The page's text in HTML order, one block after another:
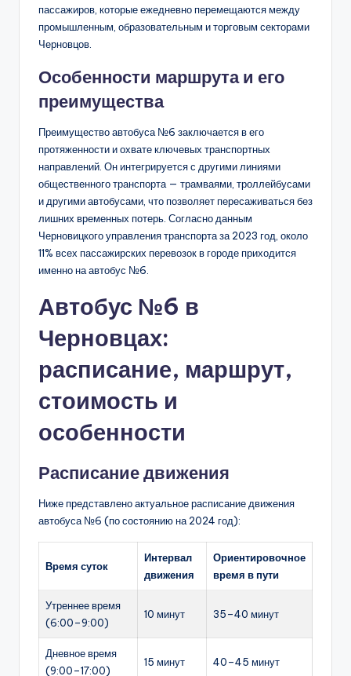
пассажиров, которые ежедневно перемещаются между
промышленным, образовательным и торговым секторами
Черновцов.
Особенности маршрута и его
преимущества
Преимущество автобуса №6 заключается в его
протяженности и охвате ключевых транспортных
направлений. Он интегрируется с другими линиями
общественного транспорта — трамваями, троллейбусами
и другими автобусами, что позволяет пересаживаться без
лишних временных потерь. Согласно данным
Черновицкого управления транспорта за 2023 год, около
11% всех пассажирских перевозок в городе приходится
именно на автобус №6.
Автобус №6 в
Черновцах:
расписание, маршрут,
стоимость и
особенности
Расписание движения
Ниже представлено актуальное расписание движения
автобуса №6 (по состоянию на 2024 год):
Время суток
Интервал
движения
Ориентировочное
время в пути
Утреннее время
(6:00–9:00)
10 минут 35–40 минут
Дневное время
(9:00–17:00)
15 минут 40–45 минут